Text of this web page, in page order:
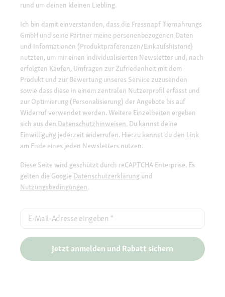
rund um deinen kleinen Liebling.
Ich bin damit einverstanden, dass die Fressnapf Tiernahrungs
GmbH und seine Partner meine personenbezogenen Daten
und Informationen (Produktpräferenzen/Einkaufshistorie)
nutzten, um mir einen individualisierten Newsletter und, nach
erfolgten Käufen, Umfragen zur Zufriedenheit mit dem
Produkt und zur Bewertung unseres Service zuzusenden
sowie dass diese in einem zentralen Nutzerprofil erfasst und
zur Optimierung (Personalisierung) der Angebote bis auf
Widerruf verwendet werden. Weitere Einzelheiten ergeben
sich aus den Datenschutzhinweisen. Du kannst deine
Einwilligung jederzeit widerrufen. Hierzu kannst du den Link
am Ende eines jeden Newsletters nutzen.
Diese Seite wird geschützt durch reCAPTCHA Enterprise. Es
gelten die Google Datenschutzerklärung und
Nutzungsbedingungen.
E-Mail-Adresse eingeben *
Jetzt anmelden und Rabatt sichern